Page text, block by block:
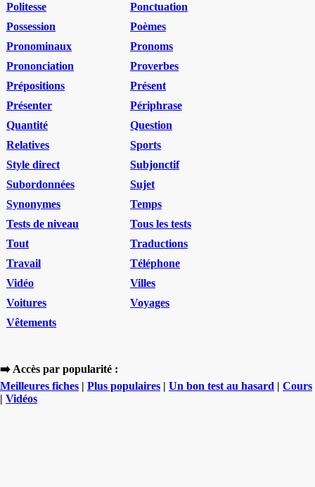
Politesse
Ponctuation
Possession
Poèmes
Pronominaux
Pronoms
Prononciation
Proverbes
Prépositions
Présent
Présenter
Périphrase
Quantité
Question
Relatives
Sports
Style direct
Subjonctif
Subordonnées
Sujet
Synonymes
Temps
Tests de niveau
Tous les tests
Tout
Traductions
Travail
Téléphone
Vidéo
Villes
Voitures
Voyages
Vêtements
➡️ Accès par popularité :
Meilleures fiches | Plus populaires | Un bon test au hasard | Cours
| Vidéos